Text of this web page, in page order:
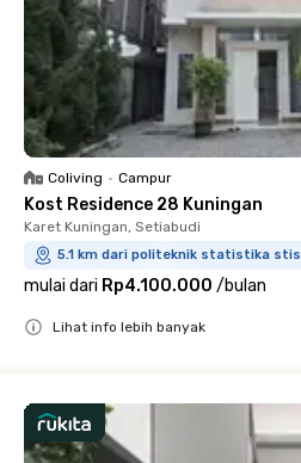
Coliving • Campur
Kost Residence 28 Kuningan
Karet Kuningan, Setiabudi
5.1 km dari politeknik statistika stis
mulai dari Rp4.100.000 /bulan
Lihat info lebih banyak